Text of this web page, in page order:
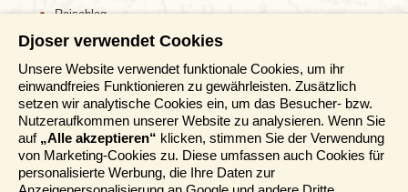
Reiseblog
Informationen
Reisemessen
Häufig gestellte Fragen
AGB
Formblatt
Datenschutz
Djoser verwendet Cookies
Unsere Website verwendet funktionale Cookies, um ihr
einwandfreies Funktionieren zu gewährleisten. Zusätzlich
setzen wir analytische Cookies ein, um das Besucher- bzw.
Nutzeraufkommen unserer Website zu analysieren. Wenn Sie
auf „Alle akzeptieren“ klicken, stimmen Sie der Verwendung
von Marketing-Cookies zu. Diese umfassen auch Cookies für
personalisierte Werbung, die Ihre Daten zur